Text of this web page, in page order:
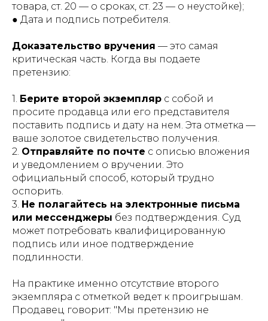
товара, ст. 20 — о сроках, ст. 23 — о неустойке);
● Дата и подпись потребителя.
Доказательство вручения — это самая
критическая часть. Когда вы подаете
претензию:
1. Берите второй экземпляр с собой и
просите продавца или его представителя
поставить подпись и дату на нем. Эта отметка —
ваше золотое свидетельство получения.
2. Отправляйте по почте с описью вложения
и уведомлением о вручении. Это
официальный способ, который трудно
оспорить.
3. Не полагайтесь на электронные письма
или мессенджеры без подтверждения. Суд
может потребовать квалифицированную
подпись или иное подтверждение
подлинности.
На практике именно отсутствие второго
экземпляра с отметкой ведет к проигрышам.
Продавец говорит: "Мы претензию не